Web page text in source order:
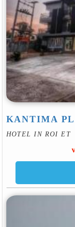
KANTIMA
HOTEL IN ROI ET